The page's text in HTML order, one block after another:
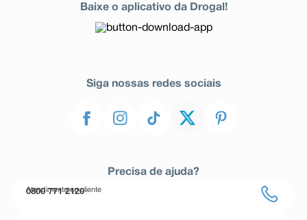
Baixe o aplicativo da Drogal!
Siga nossas redes sociais
Precisa de ajuda?
Atendimento ao cliente
0800 771 2120